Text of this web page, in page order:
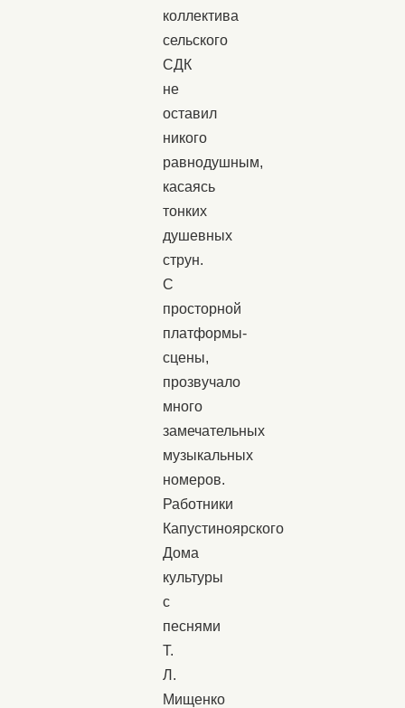
коллектива
сельского
СДК
не
оставил
никого
равнодушным,
касаясь
тонких
душевных
струн.
С
просторной
платформы-
сцены,
прозвучало
много
замечательных
музыкальных
номеров.
Работники
Капустиноярского
Дома
культуры
с
песнями
Т.
Л.
Мищенко